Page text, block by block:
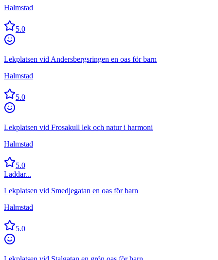
Halmstad
5.0
Lekplatsen vid Andersbergsringen en oas för barn
Halmstad
5.0
Lekplatsen vid Frosakull lek och natur i harmoni
Halmstad
5.0
Laddar...
Lekplatsen vid Smedjegatan en oas för barn
Halmstad
5.0